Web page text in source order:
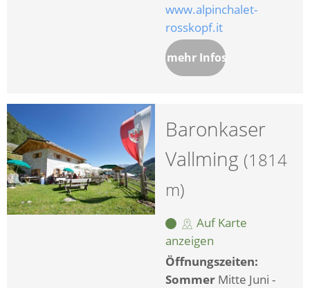
www.alpinchalet-
rosskopf.it
mehr Infos
Baronkaser
Vallming (1814
m)
Auf Karte
anzeigen
Öffnungszeiten:
Sommer Mitte Juni -